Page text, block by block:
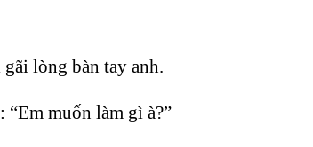
lòng bàn tay anh.
muốn làm gì à?”